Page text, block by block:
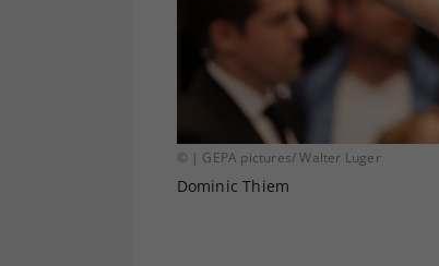
© | GEPA pictures/ Walter Luger
Dominic Thiem